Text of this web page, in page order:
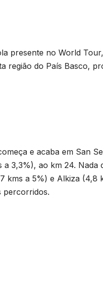
presente no World
região do País Basco,
e acaba em San
3,3%), ao km 24.
a 5%) e Alkiza (4,8
percorridos.